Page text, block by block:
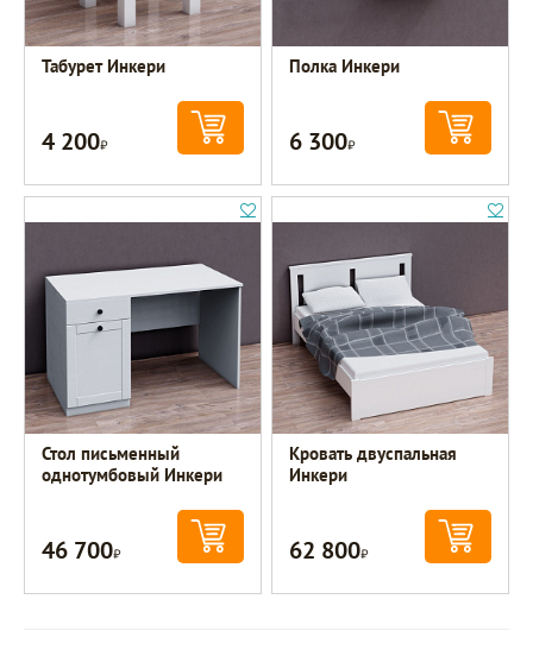
Табурет Инкери
4 200Р
Полка Инкери
6 300Р
Стол письменный
однотумбовый Инкери
46 700Р
Кровать двуспальная
Инкери
62 800Р